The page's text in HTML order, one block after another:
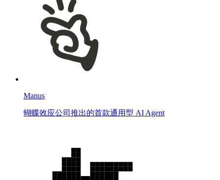
Manus
蝴蝶效应公司推出的首款通用型 AI Agent